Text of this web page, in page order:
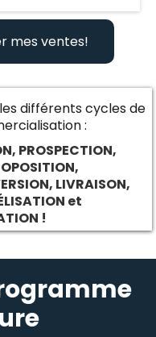
mes ventes!
différents cycles de
:
PROSPECTION,
LIVRAISON,
et
!